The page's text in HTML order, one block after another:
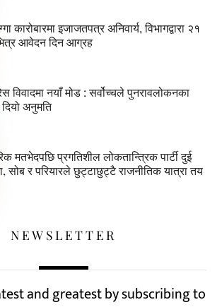
कारोबारमा इजाजतपत्र अनिवार्य, विभागद्वारा २१
आवेदन दिन आग्रह
विवादमा नयाँ मोड : सर्वोच्चले पुनरावलोकनका
दियो अनुमति
मतभेदपछि प्रगतिशील लोकतान्त्रिक पार्टी दुई
सोब र परियारले छुट्टाछुट्टै राजनीतिक यात्रा तय
NEWSLETTER
and greatest by subscribing to